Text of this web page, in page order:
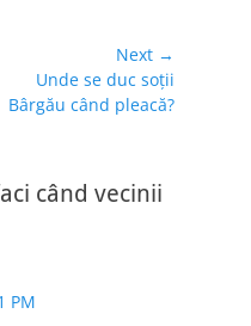
Next →
Unde se duc soții
Bârgău când pleacă?
când vecinii
PM